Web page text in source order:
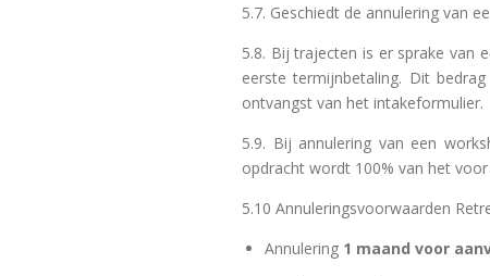
5.7. Geschiedt de annulering van
5.8. Bij trajecten is er sprake van
eerste termijnbetaling. Dit
ontvangst van het intakeformulier.
5.9. Bij annulering van een
opdracht wordt 100% van het
5.10 Annuleringsvoorwaarden
Annulering 1 maand voor